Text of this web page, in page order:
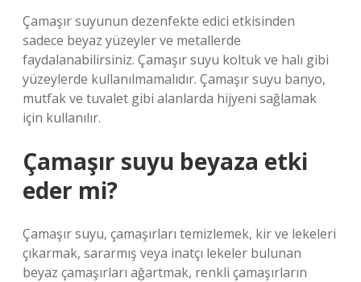
Çamaşır suyunun dezenfekte edici etkisinden
sadece beyaz yüzeyler ve metallerde
faydalanabilirsiniz. Çamaşır suyu koltuk ve halı gibi
yüzeylerde kullanılmamalıdır. Çamaşır suyu banyo,
mutfak ve tuvalet gibi alanlarda hijyeni sağlamak
için kullanılır.
Çamaşır suyu beyaza etki
eder mi?
Çamaşır suyu, çamaşırları temizlemek, kir ve lekeleri
çıkarmak, sararmış veya inatçı lekeler bulunan
beyaz çamaşırları ağartmak, renkli çamaşırların